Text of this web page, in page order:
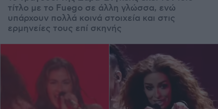
τίτλο με το Fuego σε άλλη γλώσσα, ενώ
υπάρχουν πολλά κοινά στοιχεία και στις
ερμηνείες τους επί σκηνής